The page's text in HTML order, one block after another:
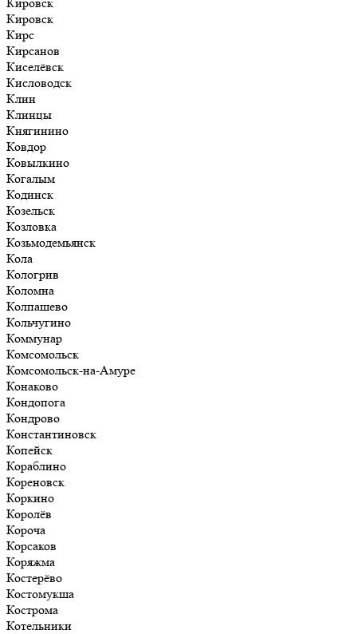
Кировск
Кирс
Кирсанов
Киселёвск
Кисловодск
Клин
Клинцы
Княгинино
Ковдор
Ковылкино
Когалым
Кодинск
Козельск
Козловка
Козьмодемьянск
Кола
Кологрив
Коломна
Колпашево
Кольчугино
Коммунар
Комсомольск
Комсомольск-на-Амуре
Конаково
Кондопога
Кондрово
Константиновск
Копейск
Кораблино
Кореновск
Коркино
Королёв
Короча
Корсаков
Коряжма
Костерёво
Костомукша
Кострома
Котельники